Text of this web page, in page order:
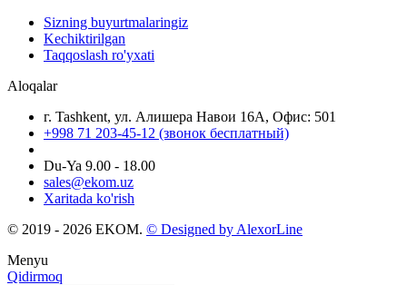
Sizning buyurtmalaringiz
Kechiktirilgan
Taqqoslash ro'yxati
Aloqalar
г. Tashkent, ул. Алишера Навои 16А, Офис: 501
+998 71 203-45-12 (звонок бесплатный)
Du-Ya 9.00 - 18.00
sales@ekom.uz
Xaritada ko'rish
© 2019 - 2026 EKOM. © Designed by AlexorLine
Menyu
Qidirmoq